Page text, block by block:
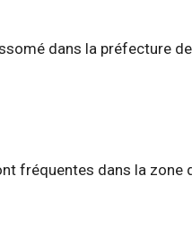
dans la préfecture
fréquentes dans la zone